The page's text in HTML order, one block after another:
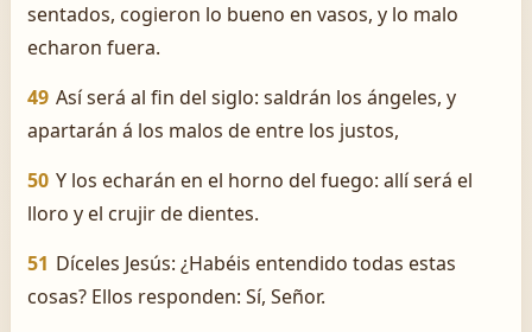
sentados, cogieron lo bueno en vasos, y lo malo
echaron fuera.
49 Así será al fin del siglo: saldrán los ángeles, y
apartarán á los malos de entre los justos,
50 Y los echarán en el horno del fuego: allí será el
lloro y el crujir de dientes.
51 Díceles Jesús: ¿Habéis entendido todas estas
cosas? Ellos responden: Sí, Señor.